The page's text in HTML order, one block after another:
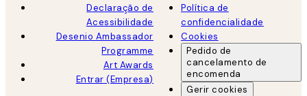
Declaração de
Acessibilidade
Desenio Ambassador
Programme
Art Awards
Entrar (Empresa)
Política de
confidencialidade
Cookies
Pedido de
cancelamento de
encomenda
Gerir cookies